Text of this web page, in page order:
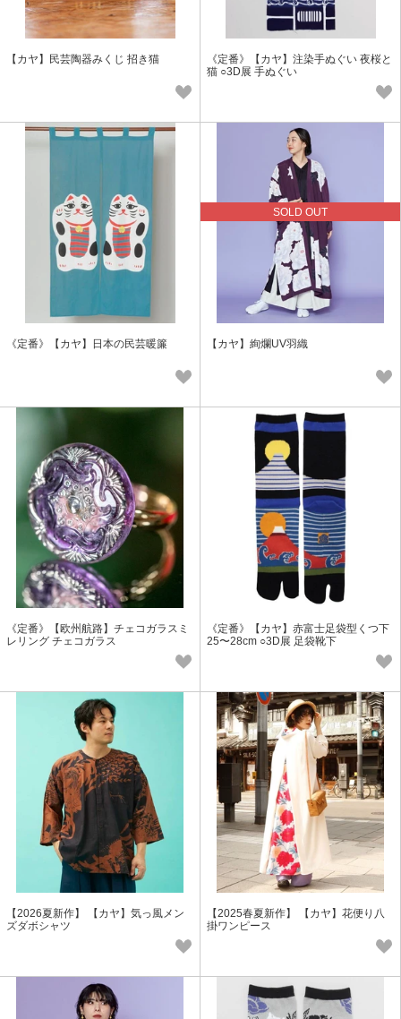
【カヤ】民芸陶器みくじ 招き猫
《定番》【カヤ】注染手ぬぐい 夜桜と
猫 ○3D展 手ぬぐい
《定番》【カヤ】日本の民芸暖簾
SOLD OUT
【カヤ】絢爛UV羽織
《定番》【欧州航路】チェコガラスミ
レリング チェコガラス
《定番》【カヤ】赤富士足袋型くつ下
25〜28cm ○3D展 足袋靴下
【2026夏新作】 【カヤ】気っ風メン
ズダボシャツ
【2025春夏新作】 【カヤ】花便り八
掛ワンピース